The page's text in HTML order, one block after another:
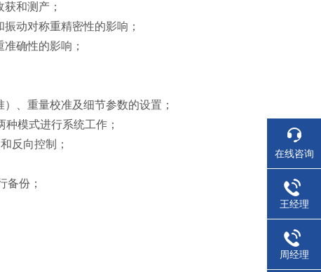
和测产；
动对称重精密性的影响；
确性的影响；
、重量校准及细节参数的设置；
模式进行系统工作；
反向控制；
备份；
在线咨询
王经理
周经理